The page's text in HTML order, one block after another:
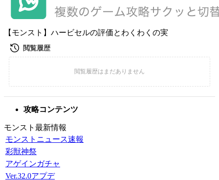
【モンスト】ハービセルの評価とわくわくの実
攻略コンテンツ
モンスト最新情報
モンストニュース速報
彩獣神祭
アゲインガチャ
Ver.32.0アプデ